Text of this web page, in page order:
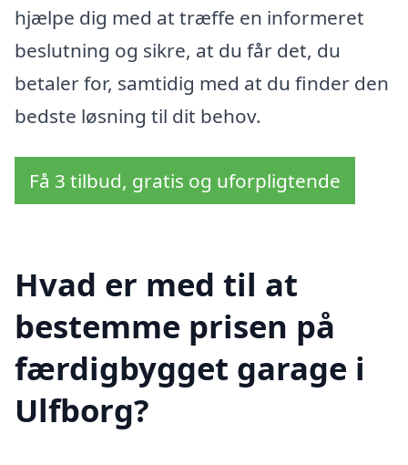
hjælpe dig med at træffe en informeret
beslutning og sikre, at du får det, du
betaler for, samtidig med at du finder den
bedste løsning til dit behov.
Få 3 tilbud, gratis og uforpligtende
Hvad er med til at
bestemme prisen på
færdigbygget garage i
Ulfborg?